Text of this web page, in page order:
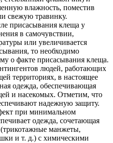
влажность, поместив
свежую травинку.
присасывания клеща у
в самочувствии,
или увеличивается
то необходимо
о факте присасывания клеща.
людей, работающих
территориях, в настоящее
одежда, обеспечивающая
и насекомых. Отметим, что
надежную защиту.
при минимальном
одежда, сочетающая
манжеты,
и т. д.) с химическими